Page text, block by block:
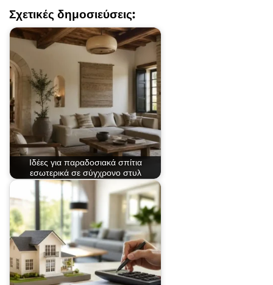
Σχετικές δημοσιεύσεις:
Ιδέες για παραδοσιακά σπίτια
εσωτερικά σε σύγχρονο στυλ